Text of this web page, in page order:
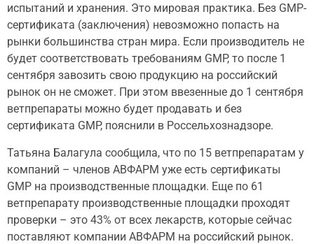
испытаний и хранения. Это мировая практика. Без GMP-
сертификата (заключения) невозможно попасть на
рынки большинства стран мира. Если производитель не
будет соответствовать требованиям GMP, то после 1
сентября завозить свою продукцию на российский
рынок он не сможет. При этом ввезенные до 1 сентября
ветпрепараты можно будет продавать и без
сертификата GMP, пояснили в Россельхознадзоре.
Татьяна Балагула сообщила, что по 15 ветпрепаратам у
компаний – членов АВФАРМ уже есть сертификаты
GMP на производственные площадки. Еще по 61
ветпрепарату производственные площадки проходят
проверки – это 43% от всех лекарств, которые сейчас
поставляют компании АВФАРМ на российский рынок.